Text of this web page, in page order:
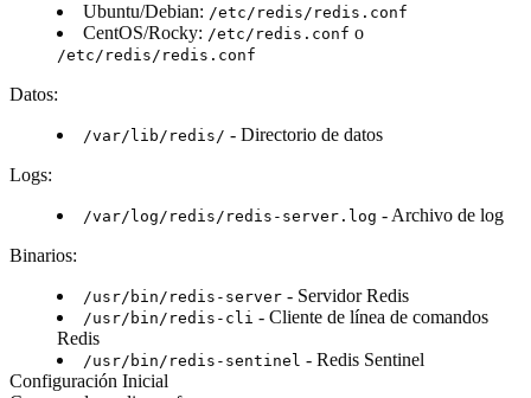
Ubuntu/Debian: /etc/redis/redis.conf
CentOS/Rocky: /etc/redis.conf o
/etc/redis/redis.conf
Datos:
/var/lib/redis/ - Directorio de datos
Logs:
/var/log/redis/redis-server.log - Archivo de log
Binarios:
/usr/bin/redis-server - Servidor Redis
/usr/bin/redis-cli - Cliente de línea de comandos
Redis
/usr/bin/redis-sentinel - Redis Sentinel
Configuración Inicial